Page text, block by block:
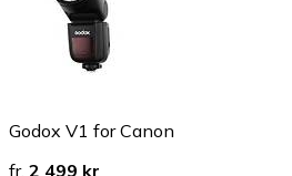
Godox V1 for Canon
fr. 2 499 kr